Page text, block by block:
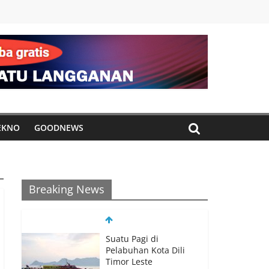
GOODNEWS
Breaking News
Suatu Pagi di
Pelabuhan Kota Dili
Timor Leste